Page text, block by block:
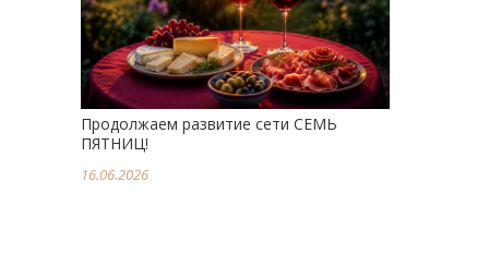
Продолжаем развитие сети СЕМЬ
ПЯТНИЦ!
16.06.2026